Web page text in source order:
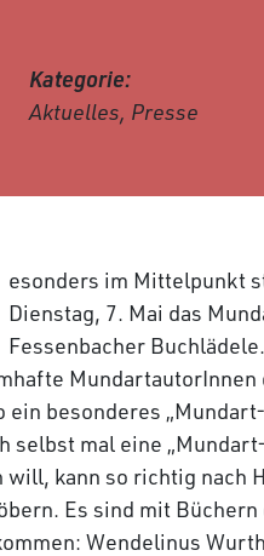
Kategorie:
Aktuelles, Presse
esonders im Mittelpunkt
Dienstag, 7. Mai das
Fessenbacher
MundartautorInnen
ein besonderes
selbst mal eine
will, kann so richtig nach
Es sind mit
Wendelinus